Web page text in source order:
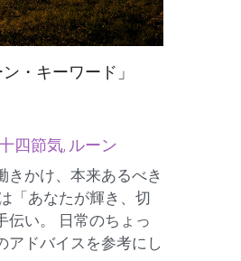
・キーワード」
四節気,ルーン
きかけ、本来あるべき